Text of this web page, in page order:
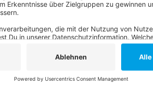
Anzeige